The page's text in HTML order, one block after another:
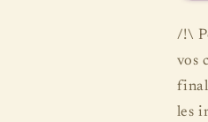
/!\
vos
les